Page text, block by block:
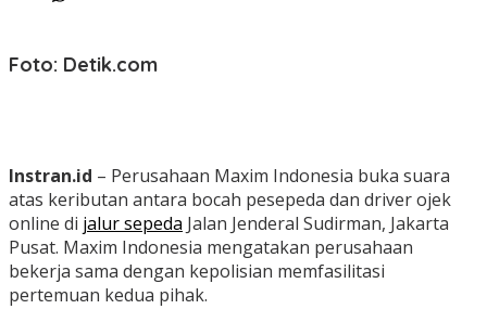
Foto: Detik.com
Instran.id – Perusahaan Maxim Indonesia buka suara
atas keributan antara bocah pesepeda dan driver ojek
online di jalur sepeda Jalan Jenderal Sudirman, Jakarta
Pusat. Maxim Indonesia mengatakan perusahaan
bekerja sama dengan kepolisian memfasilitasi
pertemuan kedua pihak.